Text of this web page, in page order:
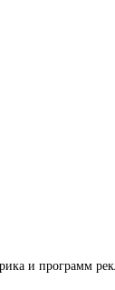
и программ